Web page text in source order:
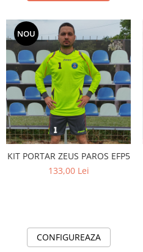
NOU
KIT PORTAR ZEUS PAROS EFP5
133,00 Lei
CONFIGUREAZA